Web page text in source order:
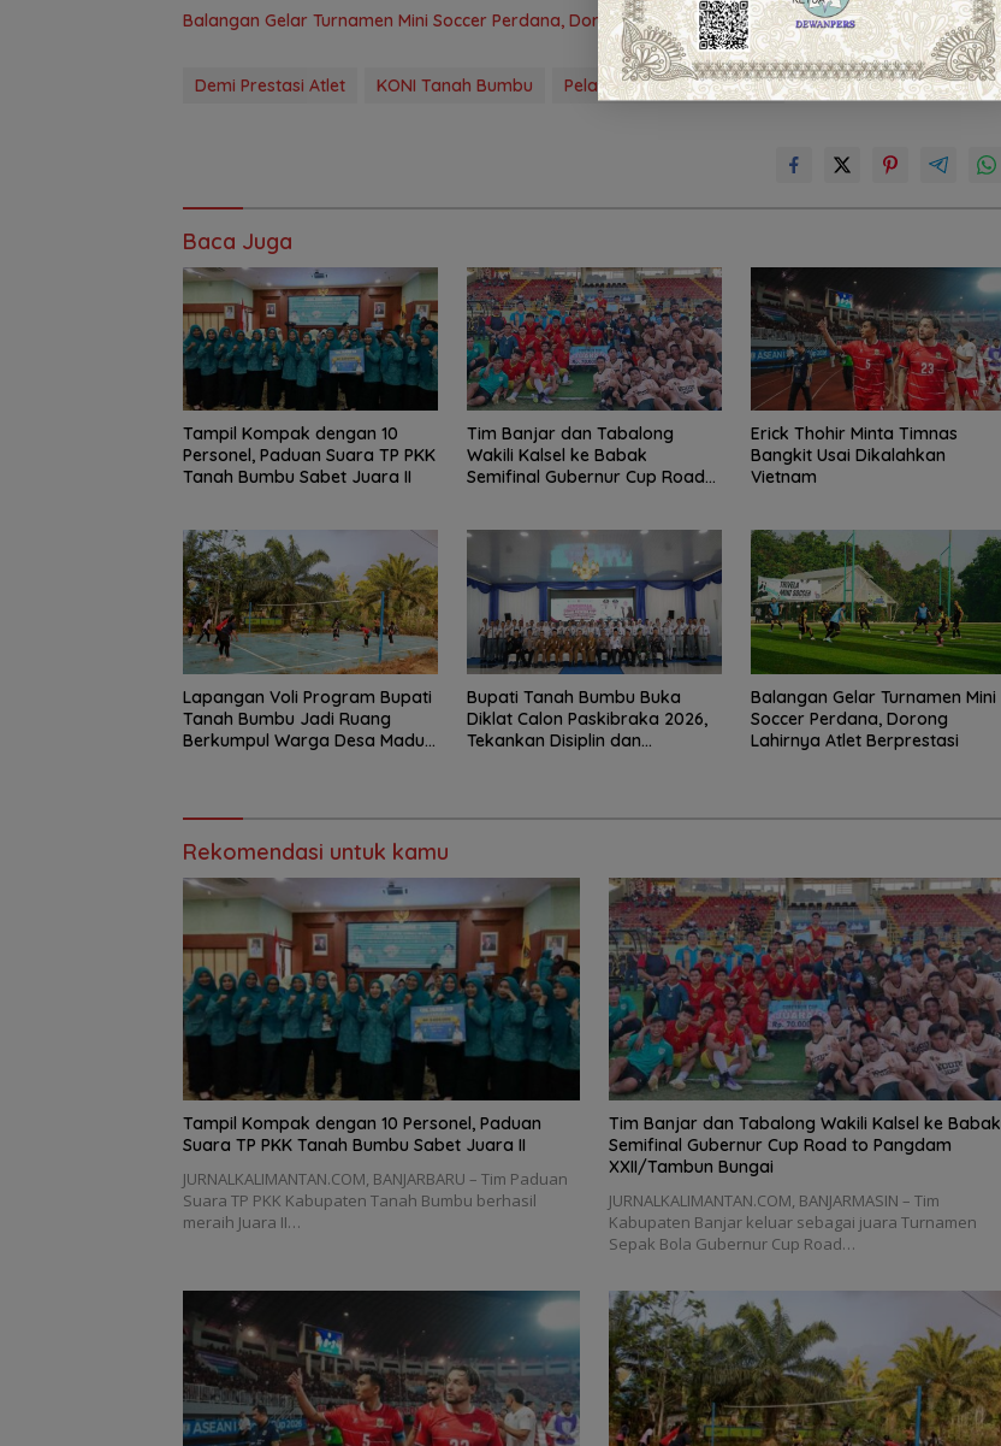
Balangan Gelar Turnamen Mini Soccer Perdana, Dorong Lahirnya Atlet Berprestasi
Demi Prestasi Atlet KONI Tanah Bumbu Pelatihan Nasional Level 2
Baca Juga
Tampil Kompak dengan 10
Personel, Paduan Suara TP PKK
Tanah Bumbu Sabet Juara II
Tim Banjar dan Tabalong
Wakili Kalsel ke Babak
Semifinal Gubernur Cup Road
Erick Thohir Minta Timnas
Bangkit Usai Dikalahkan
Vietnam
Lapangan Voli Program Bupati
Tanah Bumbu Jadi Ruang
Berkumpul Warga Desa Madu
Bupati Tanah Bumbu Buka
Diklat Calon Paskibraka 2026,
Tekankan Disiplin dan
Balangan Gelar Turnamen Mini
Soccer Perdana, Dorong
Lahirnya Atlet Berprestasi
Rekomendasi untuk kamu
Tampil Kompak dengan 10 Personel, Paduan
Suara TP PKK Tanah Bumbu Sabet Juara II
JURNALKALIMANTAN.COM, BANJARBARU – Tim Paduan
Suara TP PKK Kabupaten Tanah Bumbu berhasil
meraih Juara II…
Tim Banjar dan Tabalong Wakili Kalsel ke Babak
Semifinal Gubernur Cup Road to Pangdam
XXII/Tambun Bungai
JURNALKALIMANTAN.COM, BANJARMASIN – Tim
Kabupaten Banjar keluar sebagai juara Turnamen
Sepak Bola Gubernur Cup Road…